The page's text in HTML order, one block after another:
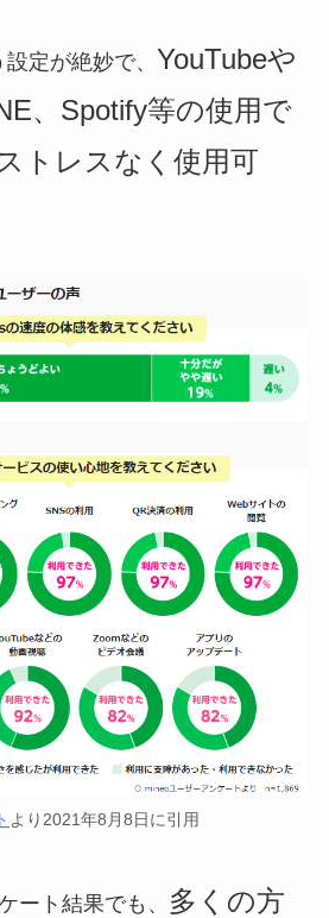
定が絶妙で、 YouTubeや
、Spotify等の使用で
トレスなく使用可
より2021年8月8日に引用
ート結果でも、
多くの方